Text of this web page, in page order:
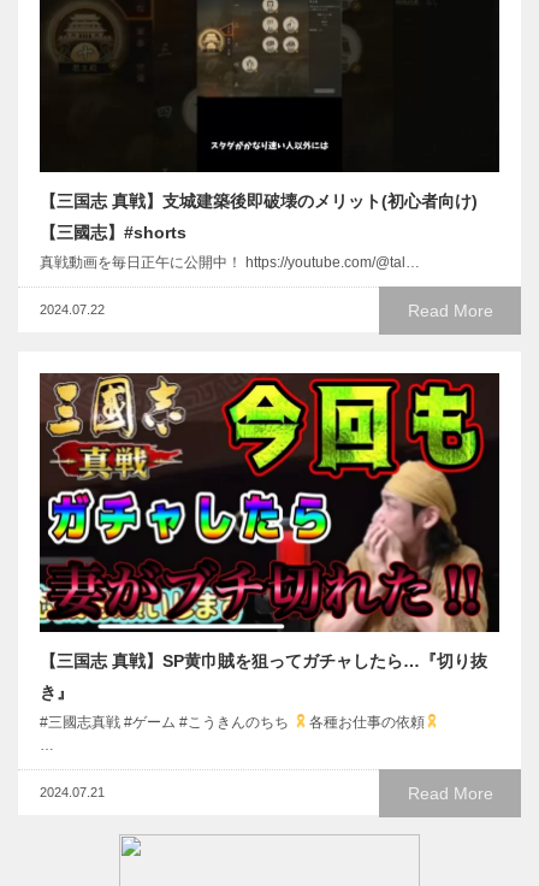
【三国志 真戦】支城建築後即破壊のメリット(初心者向け)
【三國志】#shorts
真戦動画を毎日正午に公開中！ https://youtube.com/@tal…
Read More
2024.07.22
【三国志 真戦】SP黄巾賊を狙ってガチャしたら…『切り抜
き』
#三國志真戦 #ゲーム #こうきんのちち
各種お仕事の依頼
…
Read More
2024.07.21